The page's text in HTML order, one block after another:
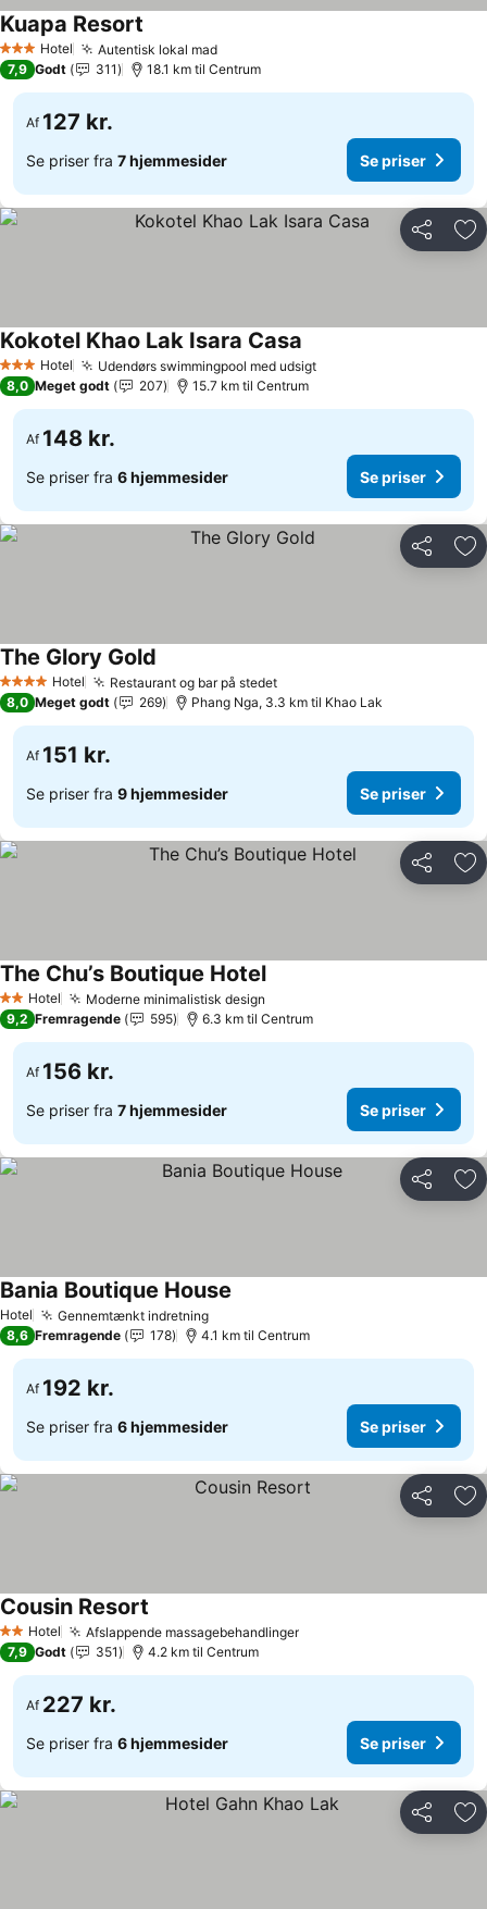
3 StjernerHotel Autentisk lokal mad
Kuapa Resort
7,9 Godt 311 18.1 km til Centrum
Af 127 kr.
Se priser fra 7 hjemmesider Se priser
Del
3 StjernerHotel Udendørs swimmingpool med udsigt
Kokotel Khao Lak Isara Casa
8,0 Meget godt 207 15.7 km til Centrum
Af 148 kr.
Se priser fra 6 hjemmesider Se priser
Del
4 StjernerHotel Restaurant og bar på stedet
The Glory Gold
8,0 Meget godt 269 Phang Nga, 3.3 km til Khao Lak
Af 151 kr.
Se priser fra 9 hjemmesider Se priser
Del
2 Stjerner
Hotel Moderne minimalistisk design
The Chu’s Boutique Hotel
9,2 Fremragende 595 6.3 km til Centrum
Af 156 kr.
Se priser fra 7 hjemmesider Se priser
Del
Hotel Gennemtænkt indretning
Bania Boutique House
8,6 Fremragende 178 4.1 km til Centrum
Af 192 kr.
Se priser fra 6 hjemmesider Se priser
Del
2 Stjerner
Hotel Afslappende massagebehandlinger
Cousin Resort
7,9 Godt 351 4.2 km til Centrum
Af 227 kr.
Se priser fra 6 hjemmesider Se priser
Del